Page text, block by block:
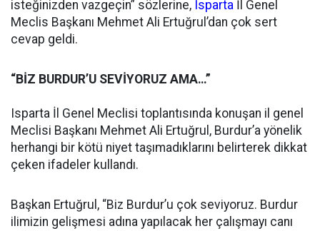
isteğinizden vazgeçin” sözlerine, Isparta İl Genel
Meclis Başkanı Mehmet Ali Ertuğrul’dan çok sert
cevap geldi.
“BİZ BURDUR’U SEVİYORUZ AMA…”
Isparta İl Genel Meclisi toplantısında konuşan il genel
Meclisi Başkanı Mehmet Ali Ertuğrul, Burdur’a yönelik
herhangi bir kötü niyet taşımadıklarını belirterek dikkat
çeken ifadeler kullandı.
Başkan Ertuğrul, “Biz Burdur’u çok seviyoruz. Burdur
ilimizin gelişmesi adına yapılacak her çalışmayı canı